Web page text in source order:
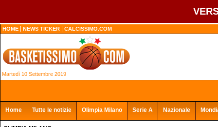
HOME NEWS TICKER CALCISSIMO.COM
Martedì 10 Settembre 2019
Home Tutte le notizie Olimpia Milano Serie A Nazionale